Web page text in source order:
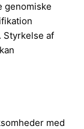
genomiske
Styrkelse af
med